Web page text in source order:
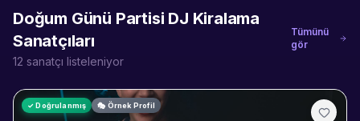
Doğum Günü Partisi DJ Kiralama
Sanatçıları
12 sanatçı listeleniyor
Tümünü
gör
✓ Doğrulanmış 🎭 Örnek Profil